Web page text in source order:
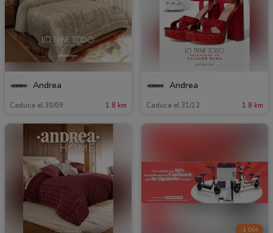
Andrea
Caduca el 30/09 1.8 km
Andrea
Caduca el 31/12 1.8 km
-1 DÍA